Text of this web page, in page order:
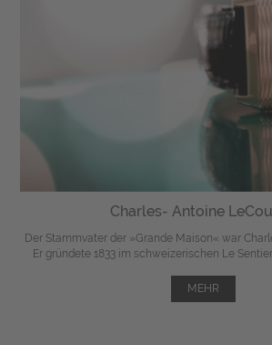
Charles- Antoine
Der Stammvater der »Grande Maison« war
Er gründete 1833 im schweizerischen Le Sentier
MEHR